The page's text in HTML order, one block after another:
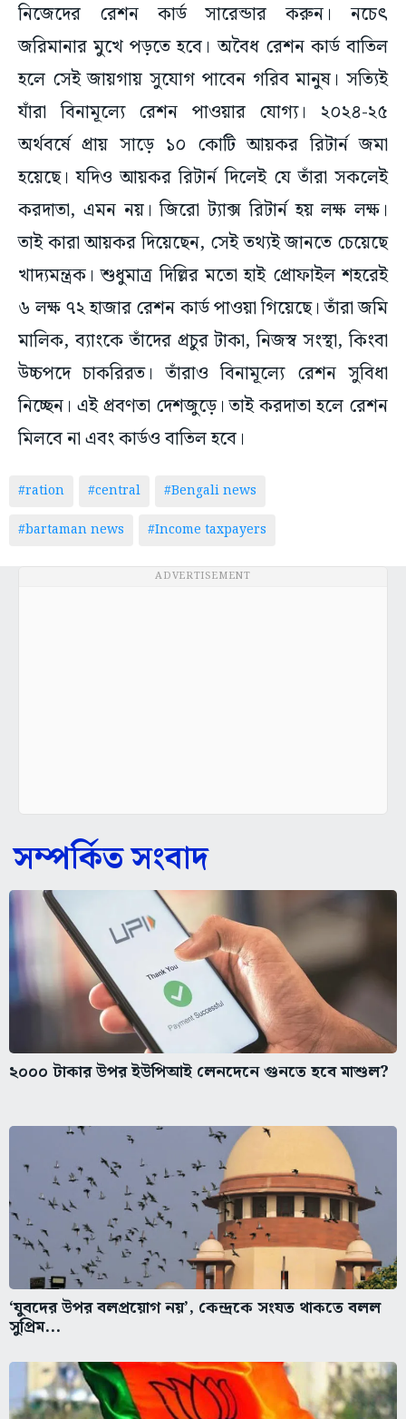
নিজেদের রেশন কার্ড সারেন্ডার করুন। নচেৎ
জরিমানার মুখে পড়তে হবে। অবৈধ রেশন কার্ড বাতিল
হলে সেই জায়গায় সুযোগ পাবেন গরিব মানুষ। সত্যিই
যাঁরা বিনামূল্যে রেশন পাওয়ার যোগ্য। ২০২৪-২৫
অর্থবর্ষে প্রায় সাড়ে ১০ কোটি আয়কর রিটার্ন জমা
হয়েছে। যদিও আয়কর রিটার্ন দিলেই যে তাঁরা সকলেই
করদাতা, এমন নয়। জিরো ট্যাক্স রিটার্ন হয় লক্ষ লক্ষ।
তাই কারা আয়কর দিয়েছেন, সেই তথ্যই জানতে চেয়েছে
খাদ্যমন্ত্রক। শুধুমাত্র দিল্লির মতো হাই প্রোফাইল শহরেই
৬ লক্ষ ৭২ হাজার রেশন কার্ড পাওয়া গিয়েছে। তাঁরা জমি
মালিক, ব্যাংকে তাঁদের প্রচুর টাকা, নিজস্ব সংস্থা, কিংবা
উচ্চপদে চাকরিরত। তাঁরাও বিনামূল্যে রেশন সুবিধা
নিচ্ছেন। এই প্রবণতা দেশজুড়ে। তাই করদাতা হলে রেশন
মিলবে না এবং কার্ডও বাতিল হবে।
#ration #central
#Bengali news
#bartaman news
#Income taxpayers
ADVERTISEMENT
সম্পর্কিত সংবাদ
২০০০ টাকার উপর ইউপিআই লেনদেনে গুনতে হবে মাশুল?
‘যুবদের উপর বলপ্রয়োগ নয়’, কেন্দ্রকে সংযত থাকতে বলল
সুপ্রিম...